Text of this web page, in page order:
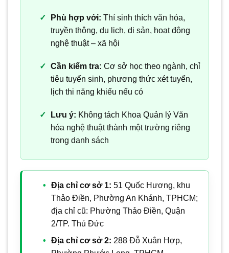
Phù hợp với: Thí sinh thích văn hóa,
truyền thông, du lịch, di sản, hoạt động
nghệ thuật – xã hội
Cần kiểm tra: Cơ sở học theo ngành, chỉ
tiêu tuyển sinh, phương thức xét tuyển,
lịch thi năng khiếu nếu có
Lưu ý: Không tách Khoa Quản lý Văn
hóa nghệ thuật thành một trường riêng
trong danh sách
Địa chỉ cơ sở 1: 51 Quốc Hương, khu
Thảo Điền, Phường An Khánh, TPHCM;
địa chỉ cũ: Phường Thảo Điền, Quận
2/TP. Thủ Đức
Địa chỉ cơ sở 2: 288 Đỗ Xuân Hợp,